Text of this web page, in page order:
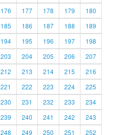
176 177 178 179
180
185 186 187 188
189
194 195 196 197
198
203 204 205 206
207
212 213 214 215
216
221 222 223 224
225
230 231 232 233
234
239 240 241 242
243
248 249 250 251 252